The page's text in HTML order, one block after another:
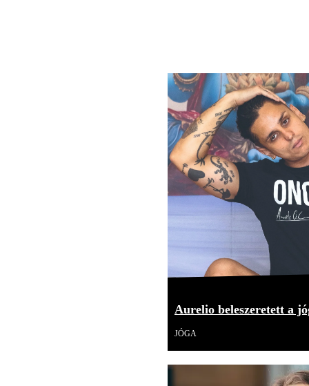
Aurelio beleszeretett a
JÓGA